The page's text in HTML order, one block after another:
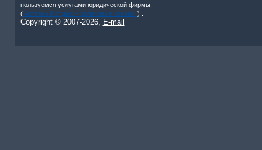
пользуемся услугами юридической фирмы.
(Активный отдых – роликовые коньки! ) .
Copyright © 2007-2026, E-mail